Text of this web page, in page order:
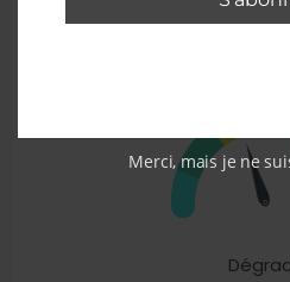
Merci, mais je ne